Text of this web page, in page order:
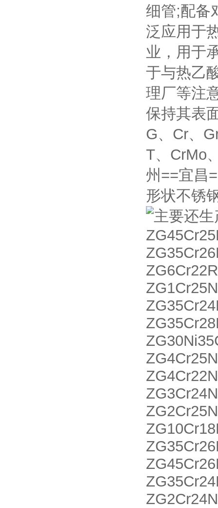
细管;配
泛应用于
业，用于
于与热乙
理厂等注
保持其表
G、Cr、
T、CrMo
州==宜昌
形状不锈
主要还